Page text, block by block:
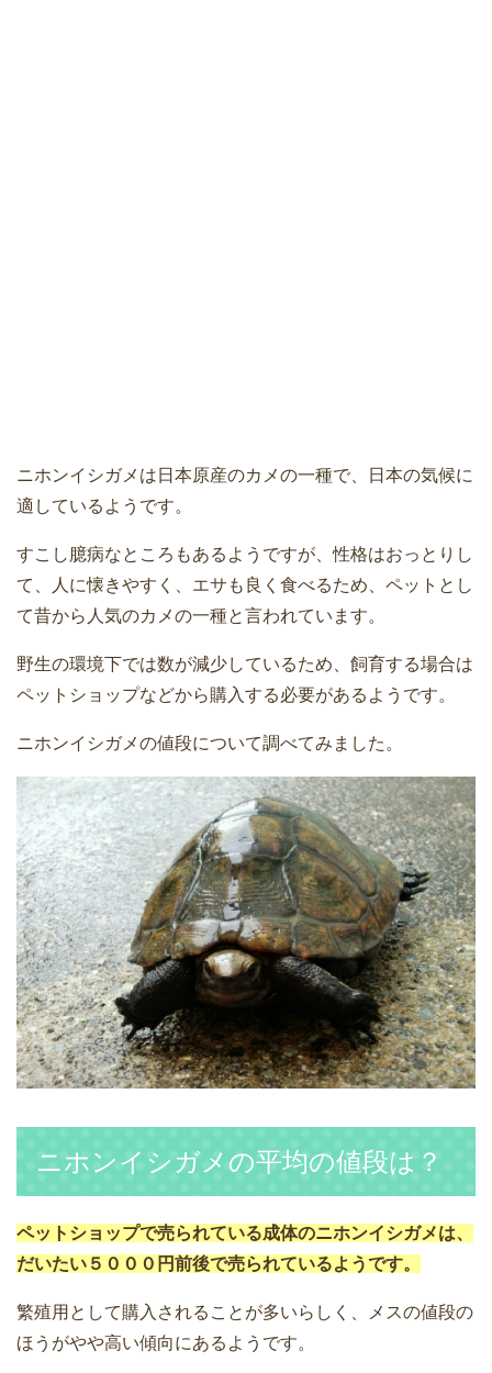
ニホンイシガメは日本原産のカメの一種で、日本の気候に
適しているようです。
すこし臆病なところもあるようですが、性格はおっとりし
て、人に懐きやすく、エサも良く食べるため、ペットとし
て昔から人気のカメの一種と言われています。
野生の環境下では数が減少しているため、飼育する場合は
ペットショップなどから購入する必要があるようです。
ニホンイシガメの値段について調べてみました。
ニホンイシガメの平均の値段は？
ペットショップで売られている成体のニホンイシガメは、
だいたい５０００円前後で売られているようです。
繁殖用として購入されることが多いらしく、メスの値段の
ほうがやや高い傾向にあるようです。